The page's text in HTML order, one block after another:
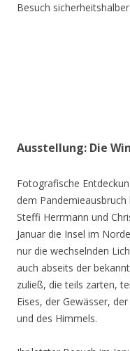
Besuch
Ausstellung: Die
Fotografische
dem
Steffi Herrmann und
Januar die Insel im
nur die wechselnden
auch abseits der
zuließ, die teils zarten,
Eises, der Gewässer,
und des Himmels.